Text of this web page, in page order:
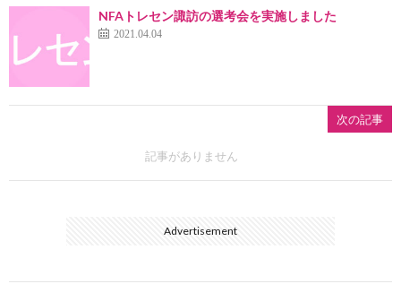
NFAトレセン諏訪の選考会を実施しました
2021.04.04
次の記事
記事がありません
Advertisement